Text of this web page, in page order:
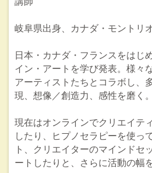
岐阜県出身、カナダ・モントリ
日本・カナダ・フランスをはじ
イン・アートを学び発表。様々
アーティストたちとコラボし、
現、想像／創造力、感性を磨く。
現在はオンラインでクリエイテ
したり、ヒプノセラピーを使っ
ト、クリエイターのマインドセ
ートしたりと、さらに活動の幅